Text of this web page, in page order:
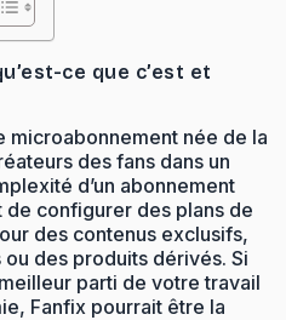
ce que c’est et
microabonnement née de la
des fans dans un
d’un abonnement
de configurer des plans de
des contenus exclusifs,
des produits dérivés. Si
parti de votre travail
Fanfix pourrait être la